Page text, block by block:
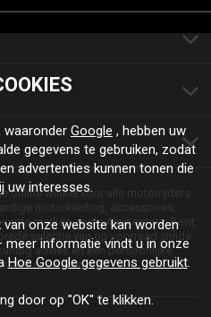
online winkel voor alle motorrijders
merken zoals Alpinestars, Revit,
selectie van op voorraad zijnde
advies en een persoonlijke
elke rit en elke stijl.
Google , hebben uw
gegevens te gebruiken, zodat
advertenties kunnen tonen die
uw interesses.
onze website kan worden
informatie vindt u in onze
Hoe Google gegevens gebruikt.
door op "OK" te klikken.